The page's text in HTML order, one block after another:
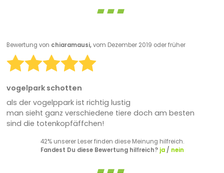
Bewertung von chiaramausi,vom Dezember 2019 oder früher
vogelpark schotten
als der vogelppark ist richtig lustig
man sieht ganz verschiedene tiere doch am besten
sind die totenkopfäffchen!
42% unserer Leser finden diese Meinung hilfreich.
Fandest Du diese Bewertung hilfreich? ja/ nein